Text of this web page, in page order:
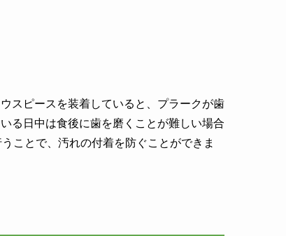
スピースを装着していると、プラークが歯
る日中は食後に歯を磨くことが難しい場合
ことで、汚れの付着を防ぐことができま